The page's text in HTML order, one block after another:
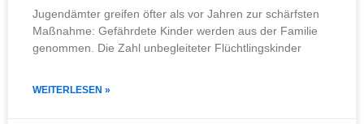
Jugendämter greifen öfter als vor Jahren zur schärfsten
Maßnahme: Gefährdete Kinder werden aus der Familie
genommen. Die Zahl unbegleiteter Flüchtlingskinder
WEITERLESEN »